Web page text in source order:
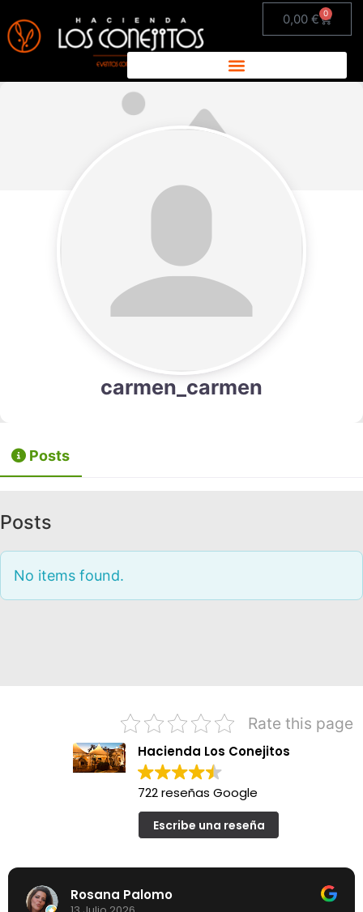
0,00€ 0
carmen_carmen
Posts
Posts
No items found.
Rate this page
Hacienda Los Conejitos
722 reseñas Google
Escribe una reseña
Rosana Palomo